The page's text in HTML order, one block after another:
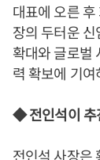
대표에 오른
장의 두터운
확대와 글로벌
력 확보에 기
◆ 전인석이 추
전인석 사장은